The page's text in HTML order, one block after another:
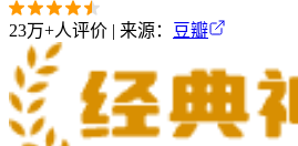
23万+人评价 | 来源： 豆瓣